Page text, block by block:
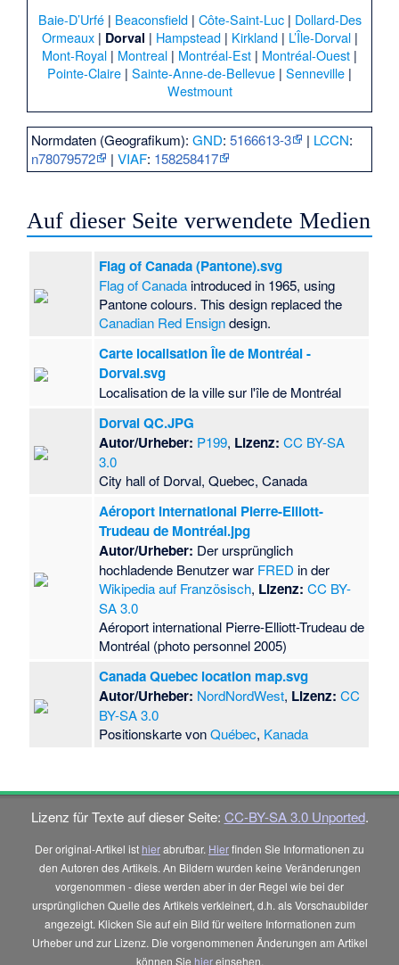
Baie-D’Urfé| Beaconsfield| Côte-Saint-Luc| Dollard-Des
Ormeaux| Dorval | Hampstead| Kirkland| L’Île-Dorval|
Mont-Royal | Montreal | Montréal-Est | Montréal-Ouest |
Pointe-Claire | Sainte-Anne-de-Bellevue | Senneville |
Westmount
Normdaten (Geografikum):GND:5166613-3 | LCCN:
n78079572
|VIAF: 158258417
Auf dieser Seite verwendete Medien
Flag of Canada (Pantone).svg
Flag of Canada introduced in 1965, using
Pantone colours. This design replaced the
Canadian Red Ensigndesign.
Carte localisation Île de Montréal -
Dorval.svg
Localisation de la ville sur l'île de Montréal
Dorval QC.JPG
Autor/Urheber: P199, Lizenz: CC BY-SA
3.0
City hall of Dorval, Quebec, Canada
Aéroport international Pierre-Elliott-
Trudeau de Montréal.jpg
Autor/Urheber: Der ursprünglich
hochladende Benutzer war FRED in der
Wikipedia auf Französisch, Lizenz: CC BY-
SA 3.0
Aéroport international Pierre-Elliott-Trudeau de
Montréal (photo personnel 2005)
Canada Quebec location map.svg
Autor/Urheber: NordNordWest, Lizenz: CC
BY-SA 3.0
Positionskarte vonQuébec, Kanada
Lizenz für Texte auf dieser Seite: CC-BY-SA 3.0 Unported.
Der original-Artikel ist hierabrufbar. Hierfinden Sie Informationen zu
den Autoren des Artikels. An Bildern wurden keine Veränderungen
vorgenommen - diese werden aber in der Regel wie bei der
ursprünglichen Quelle des Artikels verkleinert, d.h. als Vorschaubilder
angezeigt. Klicken Sie auf ein Bild für weitere Informationen zum
Urheber und zur Lizenz. Die vorgenommenen Änderungen am Artikel
können Sie hiereinsehen.